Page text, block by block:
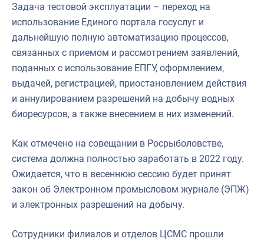
Задача тестовой эксплуатации – переход на
использование Единого портала госуслуг и
дальнейшую полную автоматизацию процессов,
связанных с приемом и рассмотрением заявлений,
поданных с использование ЕПГУ, оформлением,
выдачей, регистрацией, приостановлением действия
и аннулированием разрешений на добычу водных
биоресурсов, а также внесением в них изменений.
Как отмечено на совещании в Росрыболовстве,
система должна полностью заработать в 2022 году.
Ожидается, что в весеннюю сессию будет принят
закон об Электронном промысловом журнале (ЭПЖ)
и электронных разрешений на добычу.
Сотрудники филиалов и отделов ЦСМС прошли